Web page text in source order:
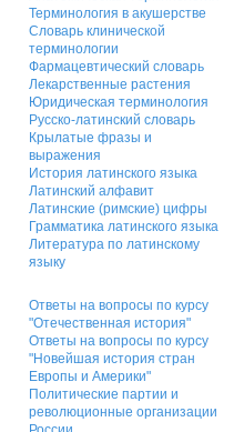
Терминология в акушерстве
Словарь клинической
терминологии
Фармацевтический словарь
Лекарственные растения
Юридическая терминология
Русско-латинский словарь
Крылатые фразы и
выражения
История латинского языка
Латинский алфавит
Латинские (римские) цифры
Грамматика латинского языка
Литература по латинскому
языку
Ответы на вопросы по курсу
"Отечественная история"
Ответы на вопросы по курсу
"Новейшая история стран
Европы и Америки"
Политические партии и
революционные организации